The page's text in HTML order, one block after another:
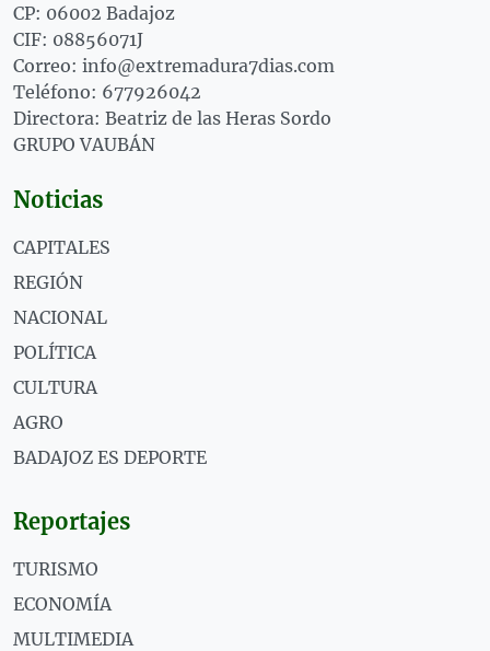
CP: 06002 Badajoz
CIF: 08856071J
Correo: info@extremadura7dias.com
Teléfono: 677926042
Directora: Beatriz de las Heras Sordo
GRUPO VAUBÁN
Noticias
CAPITALES
REGIÓN
NACIONAL
POLÍTICA
CULTURA
AGRO
BADAJOZ ES DEPORTE
Reportajes
TURISMO
ECONOMÍA
MULTIMEDIA